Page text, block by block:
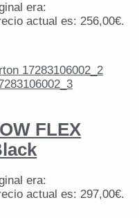
era:
actual es: 256,00€.
FLEX
era:
actual es: 297,00€.